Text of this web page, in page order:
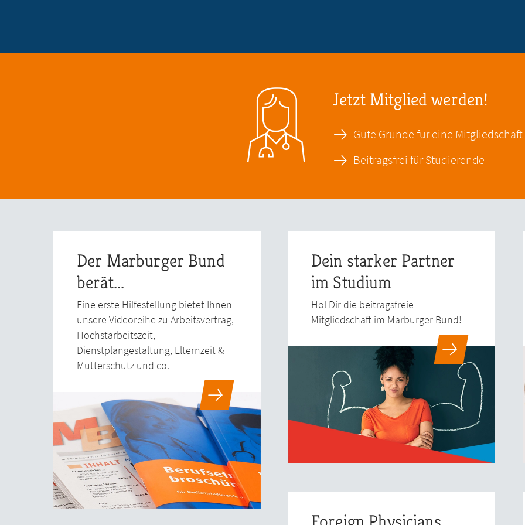
Jetzt Mitglied werden!
Gute Gründe für eine Mitgliedschaft
Beitragsfrei für Studierende
Der Marburger Bund
berät...
Eine erste Hilfestellung bietet Ihnen
unsere Videoreihe zu Arbeitsvertrag,
Höchstarbeitszeit,
Dienstplangestaltung, Elternzeit &
Mutterschutz und co.
Dein starker Partner
im Studium
Hol Dir die beitragsfreie
Mitgliedschaft im Marburger Bund!